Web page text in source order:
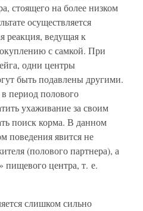
стоящего на более низком
осуществляется
реакция, ведущая к
с самкой. При
одни центры
быть подавлены другими.
период полового
ухаживание за своим
поиск корма. В данном
поведения явится не
(полового партнера), а
пищевого центра, т. е.
слишком сильно